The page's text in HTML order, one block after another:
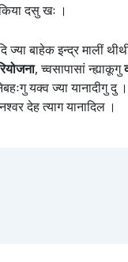
दसु खः ।
बाहेक इन्द्र मालीं
, च्वसापासां न्ह्याकूगु
यक्व ज्या यानादीगु दु
देह त्याग यानादिल ।